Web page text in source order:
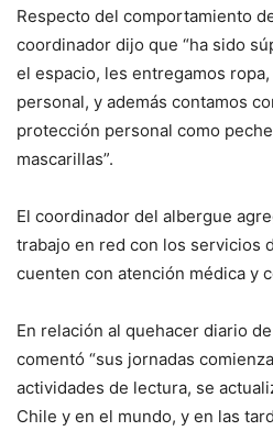
Respecto del comportamiento
coordinador dijo que “ha sido
el espacio, les entregamos
personal, y además contamos
protección personal como
mascarillas”.
El coordinador del albergue
trabajo en red con los servicios
cuenten con atención médica y
En relación al quehacer diario
comentó “sus jornadas
actividades de lectura, se
Chile y en el mundo, y en las